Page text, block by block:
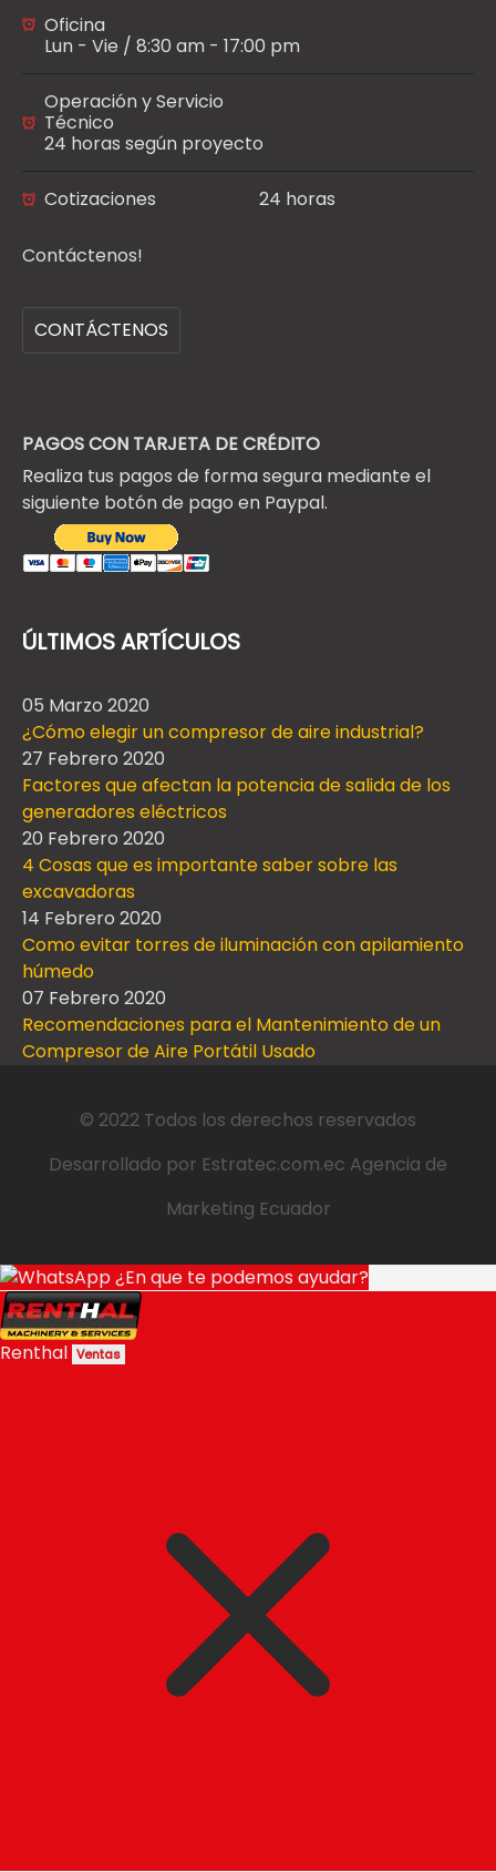
Oficina
Lun - Vie / 8:30 am - 17:00 pm
Operación y Servicio
Técnico
24 horas según proyecto
Cotizaciones 24 horas
Contáctenos!
CONTÁCTENOS
PAGOS CON TARJETA DE CRÉDITO
Realiza tus pagos de forma segura mediante el
siguiente botón de pago en Paypal.
ÚLTIMOS ARTÍCULOS
05 Marzo 2020
¿Cómo elegir un compresor de aire industrial?
27 Febrero 2020
Factores que afectan la potencia de salida de los
generadores eléctricos
20 Febrero 2020
4 Cosas que es importante saber sobre las
excavadoras
14 Febrero 2020
Como evitar torres de iluminación con apilamiento
húmedo
07 Febrero 2020
Recomendaciones para el Mantenimiento de un
Compresor de Aire Portátil Usado
© 2022 Todos los derechos reservados
Desarrollado por Estratec.com.ec Agencia de
Marketing Ecuador
¿En que te podemos ayudar?
Renthal Ventas